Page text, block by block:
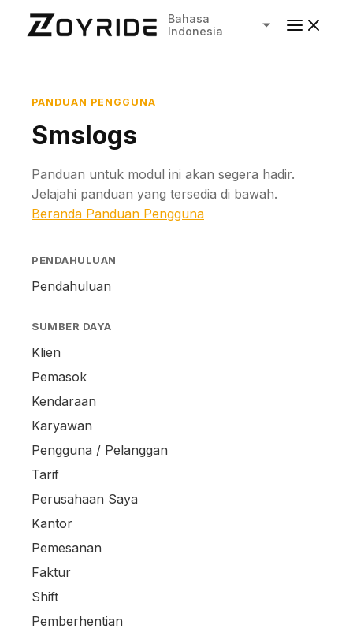
Bahasa
Indonesia
PANDUAN PENGGUNA
Smslogs
Panduan untuk modul ini akan segera hadir.
Jelajahi panduan yang tersedia di bawah.
Beranda Panduan Pengguna
PENDAHULUAN
Pendahuluan
SUMBER DAYA
Klien
Pemasok
Kendaraan
Karyawan
Pengguna / Pelanggan
Tarif
Perusahaan Saya
Kantor
Pemesanan
Faktur
Shift
Pemberhentian